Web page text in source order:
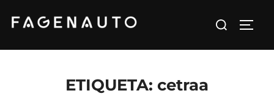
Buscar:
ETIQUETA: cetraa